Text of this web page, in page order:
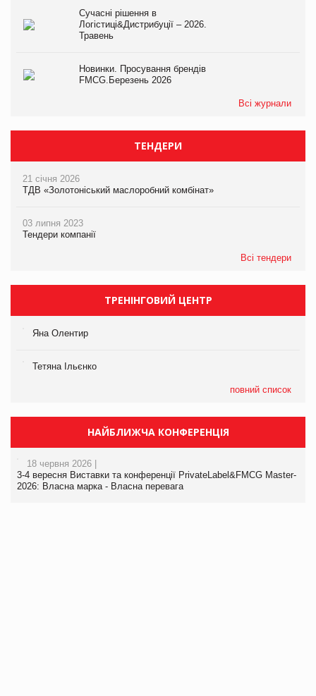
Сучасні рішення в
Логістиці&Дистрибуції – 2026.
Травень
Новинки. Просування брендів
FMCG.Березень 2026
Всі журнали
ТЕНДЕРИ
21 січня 2026
ТДВ «Золотоніський маслоробний комбінат»
03 липня 2023
Тендери компанії
Всі тендери
ТРЕНІНГОВИЙ ЦЕНТР
Яна Олентир
Тетяна Ільєнко
повний список
НАЙБЛИЖЧА КОНФЕРЕНЦІЯ
18 червня 2026 |
3-4 вересня Виставки та конференції PrivateLabel&FMCG Master-
2026: Власна марка - Власна перевага